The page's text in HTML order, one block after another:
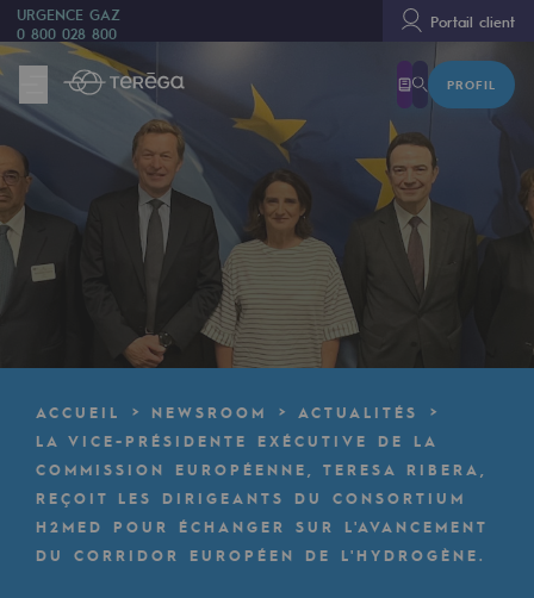
URGENCE GAZ
0 800 028 800
Portail client
PROFIL
Nous sommes
Nous sommes
80 ans d'histoire
Accélérateur de la transition énergétique
Une organisation adaptative et ouverte
Une organisation adaptative et
Digitalisation
ACCUEIL NEWSROOM
ACTUALITÉS
LA VICE-PRÉSIDENTE EXÉCUTIVE DE LA
COMMISSION EUROPÉENNE, TERESA RIBERA,
REÇOIT LES DIRIGEANTS DU CONSORTIUM
H2MED POUR ÉCHANGER SUR L'AVANCEMENT
DU CORRIDOR EUROPÉEN DE L'HYDROGÈNE.